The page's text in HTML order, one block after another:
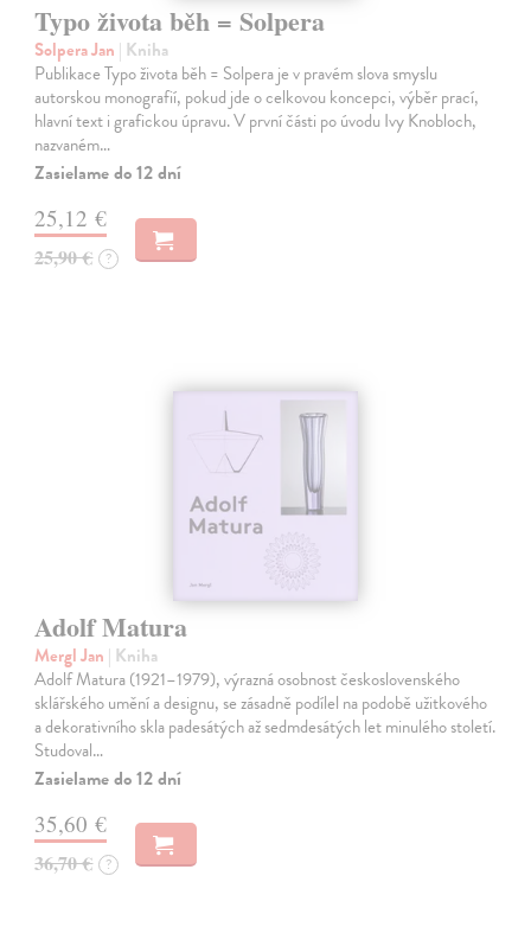
Typo života běh = Solpera
Solpera Jan | Kniha
Publikace Typo života běh = Solpera je v pravém slova smyslu
autorskou monografií, pokud jde o celkovou koncepci, výběr prací,
hlavní text i grafickou úpravu. V první části po úvodu Ivy Knobloch,
nazvaném…
Zasielame do 12 dní
25,12 €
25,90 € ?
Adolf Matura
Mergl Jan | Kniha
Adolf Matura (1921–1979), výrazná osobnost československého
sklářského umění a designu, se zásadně podílel na podobě užitkového
a dekorativního skla padesátých až sedmdesátých let minulého století.
Studoval…
Zasielame do 12 dní
35,60 €
36,70 € ?